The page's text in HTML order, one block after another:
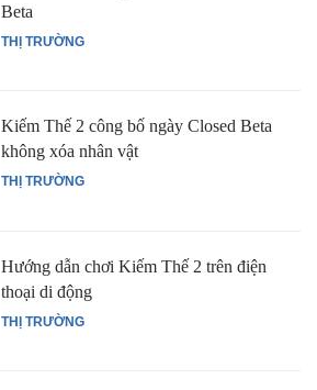
THỊ TRƯỜNG
Beta
THỊ TRƯỜNG
Kiếm Thế 2 công bố ngày Closed Beta
không xóa nhân vật
THỊ TRƯỜNG
Hướng dẫn chơi Kiếm Thế 2 trên điện
thoại di động